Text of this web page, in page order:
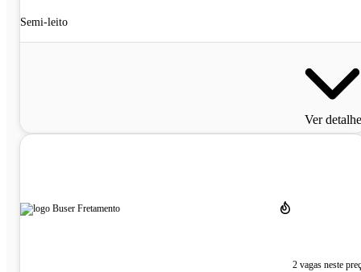
Semi-leito
Ver
2 vagas neste